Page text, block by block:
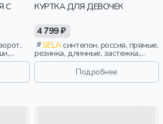
С
КУРТКА ДЛЯ ДЕВОЧЕК
4 799 ₽
SELAсинтепон, россия, прямые,
резинка, длинные, застежка,
стеганые, ворот, кнопки, клапан,
манжета, свободные, прорези,
непромокаемые, воротник,
эластичные, воротник-стойка,
Подробнее